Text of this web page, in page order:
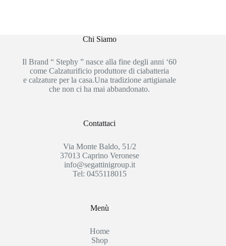
Chi Siamo
Il Brand “ Stephy ” nasce alla fine degli anni ‘60
come Calzaturificio produttore di ciabatteria
e calzature per la casa.Una tradizione artigianale
che non ci ha mai abbandonato.
Contattaci
Via Monte Baldo, 51/2
37013 Caprino Veronese
info@segattinigroup.it
Tel: 0455118015
Menù
Home
Shop